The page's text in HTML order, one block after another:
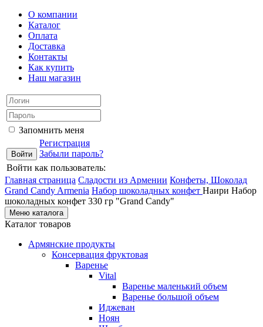
О компании
Каталог
Оплата
Доставка
Контакты
Как купить
Наш магазин
Запомнить меня
Регистрация
Забыли пароль?
Войти как пользователь:
Главная страница Сладости из Армении Конфеты, Шоколад
Grand Candy Armenia Набор шоколадных конфет Наири Набор
шоколадных конфет 330 гр "Grand Candy"
Меню каталога
Каталог товаров
Армянские продукты
Консервация фруктовая
Варенье
Vital
Варенье маленький объем
Варенье большой объем
Иджеван
Ноян